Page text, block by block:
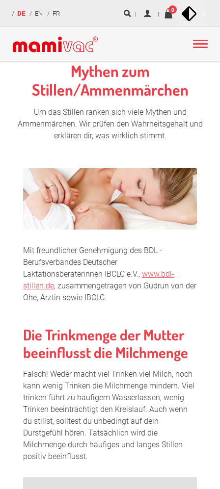
Navigation
Inhalt
Fußzeile
DE EN FR
überspringen
0
Mythen zum
Stillen/Ammenmärchen
Um das Stillen ranken sich viele Mythen und
Ammenmärchen. Wir prüfen den Wahrheitsgehalt und
erklären dir, was wirklich stimmt.
Mit freundlicher Genehmigung des BDL -
Berufsverbandes Deutscher
Laktationsberaterinnen IBCLC e.V., www.bdl-
stillen.de, zusammengetragen von Gudrun von der
Ohe, Ärztin sowie IBCLC.
Die Trinkmenge der Mutter
beeinflusst die Milchmenge
Falsch! Weder macht viel Trinken viel Milch, noch
kann wenig Trinken die Milchmenge mindern. Viel
trinken führt zu häufigem Wasserlassen, wenig
Trinken beeinträchtigt den Kreislauf. Auch wenn
du stillst, solltest du unbedingt auf dein
Durstgefühl hören. Tatsächlich wird die
Milchmenge durch häufiges und langes Stillen
positiv beeinflusst.